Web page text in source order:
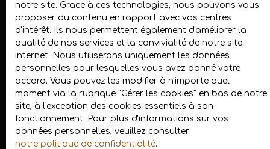
Faites appel à notre agence immobilière pour
votre bien à Mâcon
dans les meilleures conditions.
Nous vous accompagnons de l’estimation jusqu’à la
signature notaire, avec professionnalisme et proximité.
Contactez-nous dès maintenant au
06 71 63 23 90
22 94 07 92
Contactez-nous
notre site. Grace à ces technologies, nous pouvons vous
proposer du contenu en rapport avec vos centres
d'intérêt. Ils nous permettent également d'améliorer la
qualité de nos services et la convivialité de notre site
internet. Nous utiliserons uniquement les données
personnelles pour lesquelles vous avez donné votre
accord. Vous pouvez les modifier à n'importe quel
moment via la rubrique ″Gérer les cookies″ en bas de notre
site, à l'exception des cookies essentiels à son
fonctionnement. Pour plus d'informations sur vos
données personnelles, veuillez consulter
notre politique de confidentialité.